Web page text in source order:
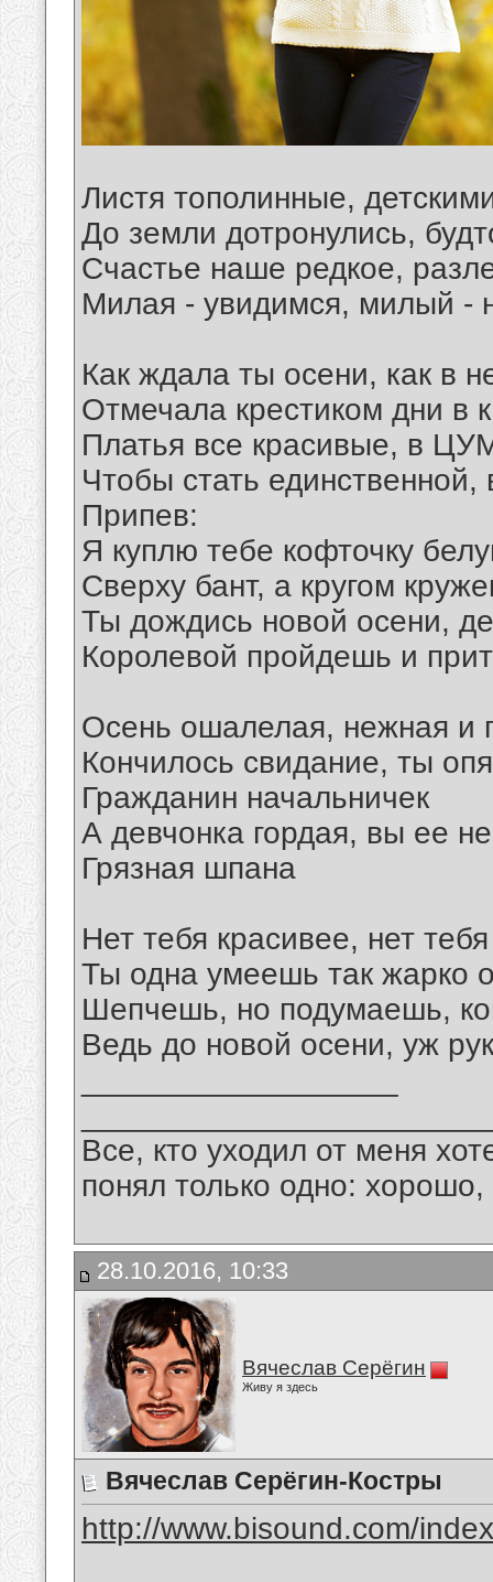
Листя тополинные,
До земли дотронулись,
Счастье наше редкое,
Милая - увидимся, милый -
Как ждала ты осени, как в
Отмечала крестиком дни в
Платья все красивые, в
Чтобы стать единственной,
Припев:
Я куплю тебе кофточку
Сверху бант, а кругом
Ты дождись новой осени,
Королевой пройдешь и
Осень ошалелая, нежная и
Кончилось свидание, ты
Гражданин начальничек
А девчонка гордая, вы ее
Грязная шпана
Нет тебя красивее, нет
Ты одна умеешь так жарко
Шепчешь, но подумаешь,
Ведь до новой осени, уж
Все, кто уходил от меня
понял только одно:
28.10.2016, 10:33
Вячеслав Серёгин
Живу я здесь
Вячеслав Серёгин-Костры
http://www.bisound.com/